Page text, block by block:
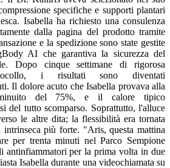
specifiche e supporti plantari
Isabella ha richiesto una consulenza
dalla pagina del prodotto tramite
e la spedizione sono state gestite
AI che garantiva la sicurezza del
Dopo cinque settimane di rigorosa
i risultati sono diventati
Il dolore acuto che Isabella provava alla
del 75%, e il calore tipico
del tutto scomparso. Soprattutto, l'alluce
le altre dita; la flessibilità era tornata
intrinseca più forte. "Aris, questa mattina
per trenta minuti nel Parco Sempione
antinfiammatori per la prima volta in due
Isabella durante una videochiamata su